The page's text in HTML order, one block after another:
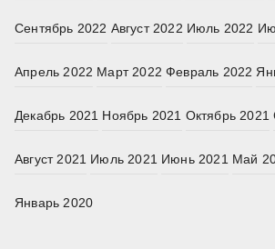
Сентябрь 2022 Август 2022 Июль 2022
Апрель 2022 Март 2022 Февраль 2022
Декабрь 2021 Ноябрь 2021 Октябрь 2021
Август 2021 Июль 2021 Июнь 2021 Май
Январь 2020